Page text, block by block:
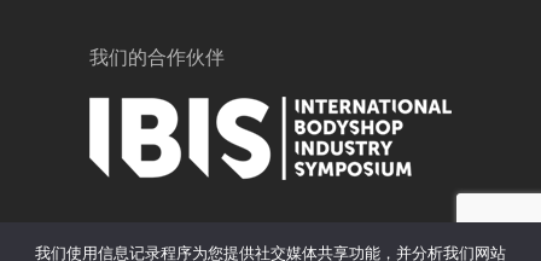
我们的合作伙伴
我们使用信息记录程序为您提供社交媒体共享功能，并分析我们网站